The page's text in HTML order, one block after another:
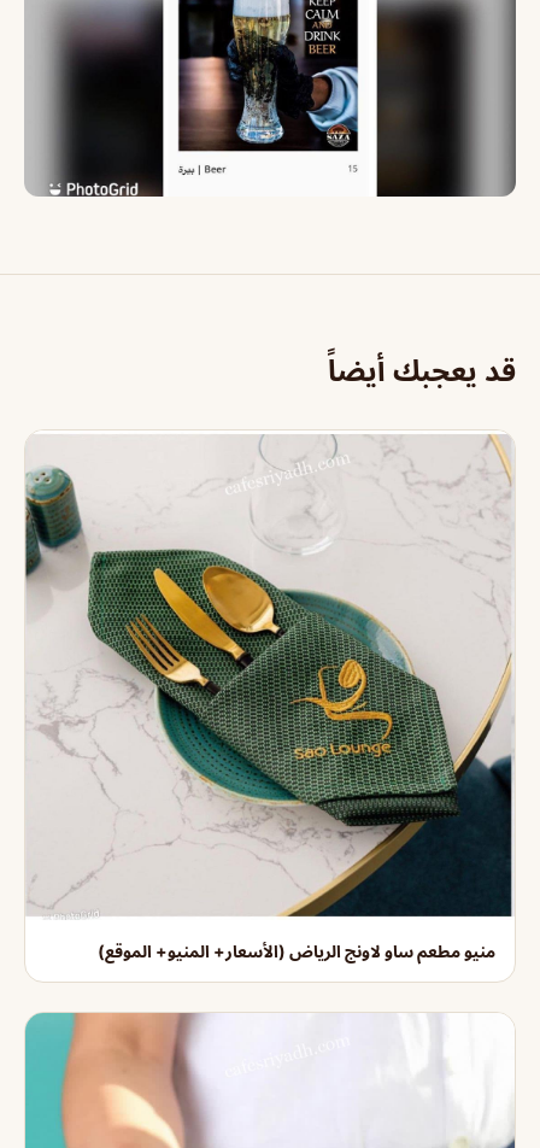
قد يعجبك أيضاً
منيو مطعم ساو لاونج الرياض (الأسعار+ المنيو+ الموقع)